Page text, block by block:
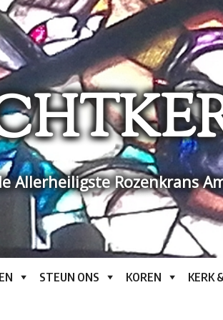
Allerheiligste Rozenkrans
STEUN ONS KOREN KERK